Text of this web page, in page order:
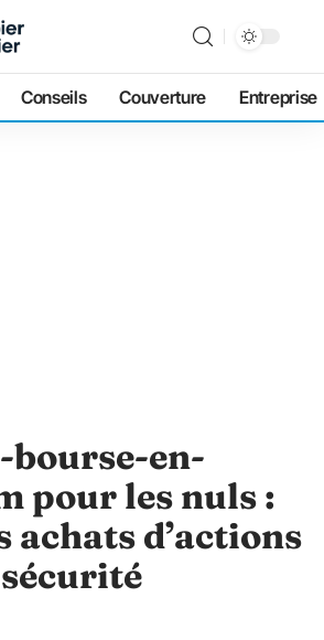
Conseils Couverture Entreprise
bourse-en-
pour les nuls :
achats d’actions